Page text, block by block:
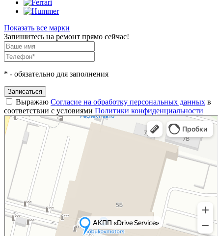
Показать все марки
Запишитесь на ремонт прямо сейчас!
* - обязательно для заполнения
Записаться
Выражаю Согласие на обработку персональных данных в
соответствии с условиями Политики конфиденциальности